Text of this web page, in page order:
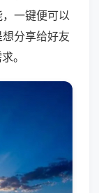
一键便可以
分享给好友
。